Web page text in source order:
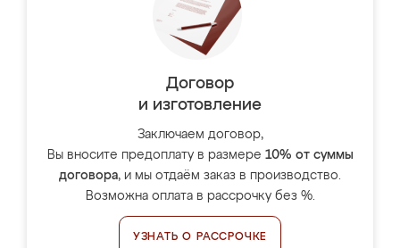
Договор
и изготовление
Заключаем договор,
Вы вносите предоплату в размере 10% от суммы
договора, и мы отдаём заказ в производство.
Возможна оплата в рассрочку без %.
УЗНАТЬ О РАССРОЧКЕ